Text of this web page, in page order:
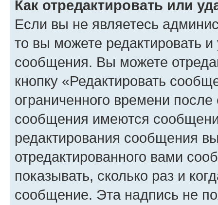
Как отредактировать или
Если вы не являетесь
то вы можете редактировать
сообщения. Вы можете
кнопку «Редактировать
ограниченного времени
сообщения имеются
редактирования сообщения
отредактированного вами
показывать, сколько раз и
сообщение. Эта надпись не